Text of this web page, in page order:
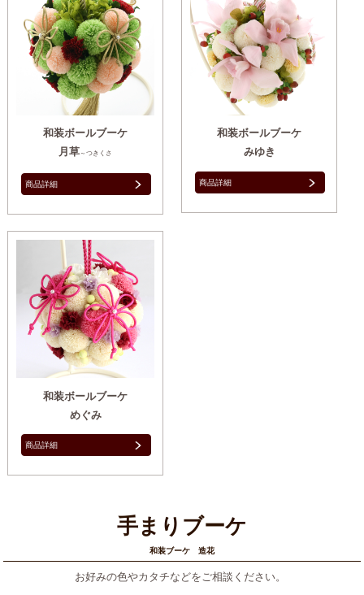
和装ボールブーケ
月草 ～つきくさ
商品詳細
和装ボールブーケ
みゆき
商品詳細
和装ボールブーケ
めぐみ
商品詳細
手まりブーケ
和装ブーケ 造花
お好みの色やカタチなどをご相談ください。